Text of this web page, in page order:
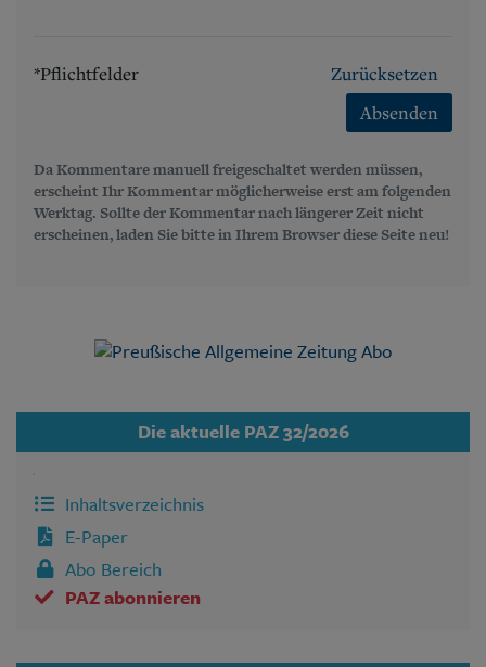
*Pflichtfelder
Zurücksetzen
Absenden
Da Kommentare manuell freigeschaltet werden müssen,
erscheint Ihr Kommentar möglicherweise erst am folgenden
Werktag. Sollte der Kommentar nach längerer Zeit nicht
erscheinen, laden Sie bitte in Ihrem Browser diese Seite neu!
Die aktuelle PAZ 32/2026
Inhaltsverzeichnis
E-Paper
Abo Bereich
PAZ abonnieren